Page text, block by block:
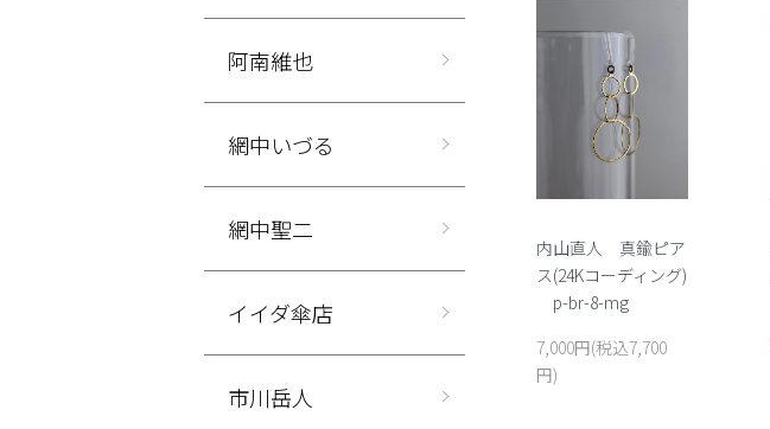
内山直人 真鍮ピア
ス(24Kコーディング)
p-br-8-mg
7,000円(税込7,700
円)
阿南維也
網中いづる
網中聖二
イイダ傘店
市川岳人